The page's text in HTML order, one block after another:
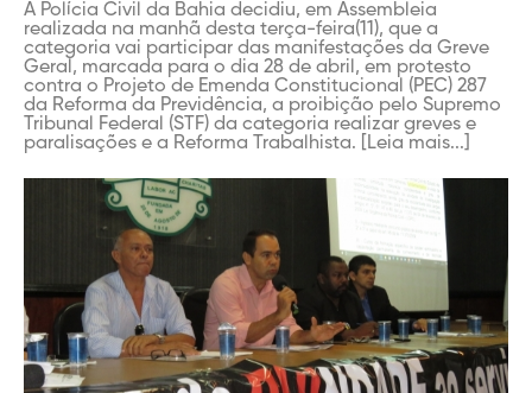
A Polícia Civil da Bahia decidiu, em Assembleia
realizada na manhã desta terça-feira(11), que a
categoria vai participar das manifestações da Greve
Geral, marcada para o dia 28 de abril, em protesto
contra o Projeto de Emenda Constitucional (PEC) 287
da Reforma da Previdência, a proibição pelo Supremo
Tribunal Federal (STF) da categoria realizar greves e
paralisações e a Reforma Trabalhista. [Leia mais...]